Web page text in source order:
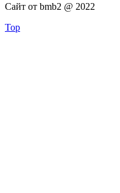
Сайт от bmb2 @ 2022
Top